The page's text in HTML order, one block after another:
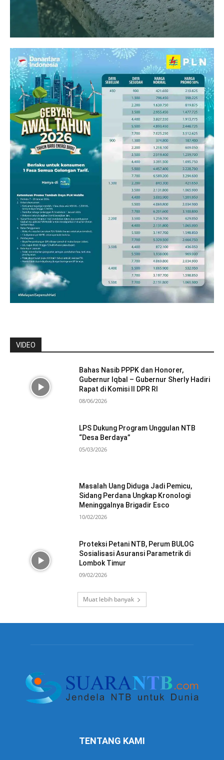
VIDEO
Bahas Nasib PPPK dan Honorer,
Gubernur Iqbal – Gubernur Sherly Hadiri
Rapat di Komisi II DPR RI
08/06/2026
LPS Dukung Program Unggulan NTB
“Desa Berdaya”
05/03/2026
Masalah Uang Diduga Jadi Pemicu,
Sidang Perdana Ungkap Kronologi
Meninggalnya Brigadir Esco
10/02/2026
Proteksi Petani NTB, Perum BULOG
Sosialisasi Asuransi Parametrik di
Lombok Timur
09/02/2026
Muat lebih banyak
TENTANG KAMI